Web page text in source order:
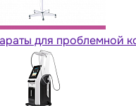
для проблемной